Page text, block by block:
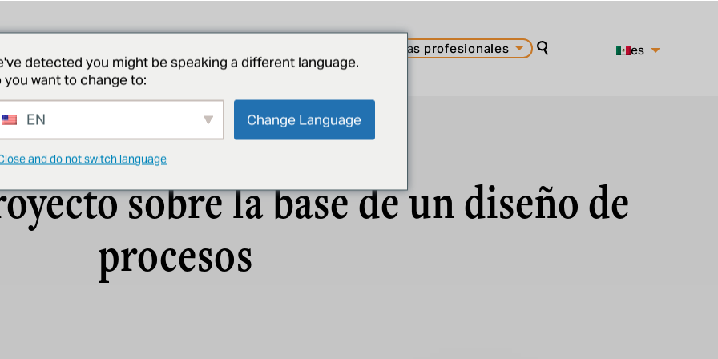
carreras profesionales
buscar en
es
DISEÑO DEL PROCESO
sobre la base de un diseño de
procesos
detected you might be speaking a different language.
you want to change to:
EN Change Language
and do not switch language